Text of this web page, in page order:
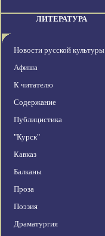
ЛИТЕРАТУРА
Новости русской культуры
Афиша
К читателю
Содержание
Публицистика
"Курск"
Кавказ
Балканы
Проза
Поэзия
Драматургия